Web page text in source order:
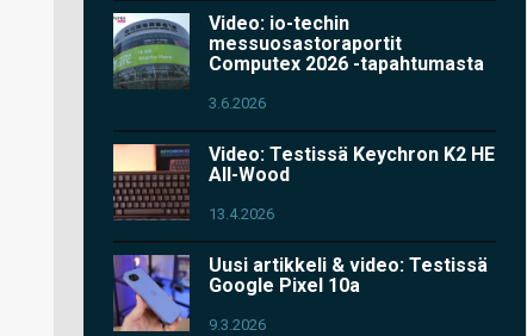
Video: io-techin
messuosastoraportit
Computex 2026 -tapahtumasta
3.6.2026
Video: Testissä Keychron K2 HE
All-Wood
13.4.2026
Uusi artikkeli & video: Testissä
Google Pixel 10a
9.3.2026